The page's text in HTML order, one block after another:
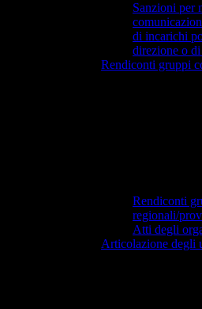
Sanzioni per
di incarichi
direzione o
Rendiconti gruppi
Rendiconti
regionali/
Atti degli
Articolazione degli